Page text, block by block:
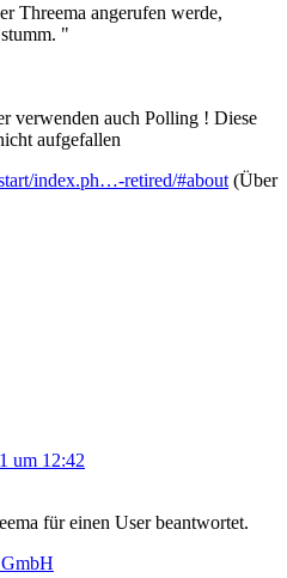
Threema angerufen werde,
"
verwenden auch Polling ! Diese
aufgefallen
index.ph…-retired/#about (Über
um 12:42
für einen User beantwortet.